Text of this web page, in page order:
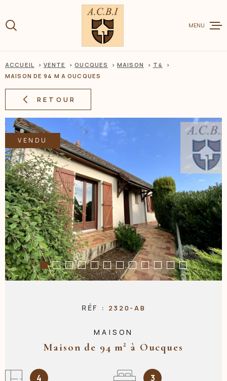
lamenu
contenu
CHARME
ESTIMER
BIEN
BIENS
NOS
MENU
ACCUEIL VENTE OUCQUES MAISON
T4
MAISON DE 94 M A OUCQUES
RETOUR
VENDU
RÉF : 2320-AB
MAISON
Maison de 94 m² à Oucques
4 3